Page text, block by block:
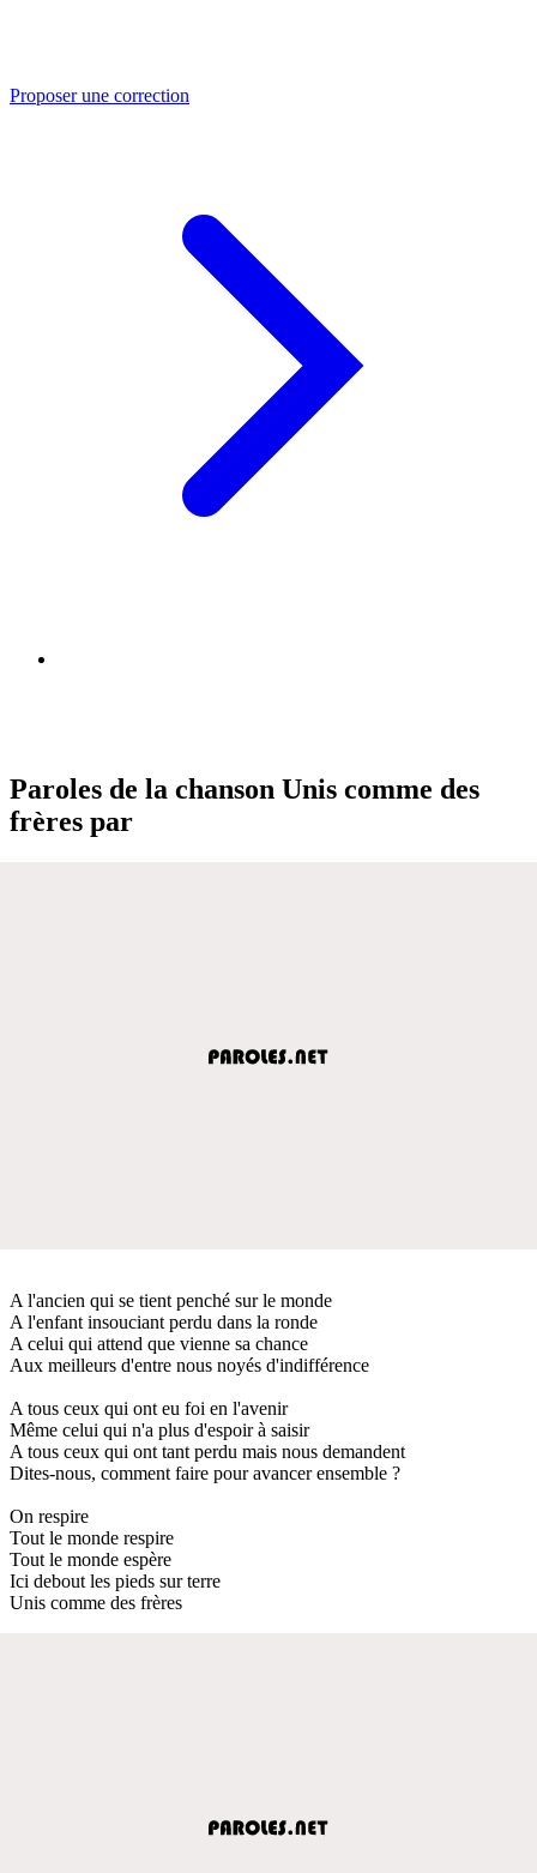
Proposer une correction
Paroles de la chanson Unis comme des
frères par
A l'ancien qui se tient penché sur le monde
A l'enfant insouciant perdu dans la ronde
A celui qui attend que vienne sa chance
Aux meilleurs d'entre nous noyés d'indifférence
A tous ceux qui ont eu foi en l'avenir
Même celui qui n'a plus d'espoir à saisir
A tous ceux qui ont tant perdu mais nous demandent
Dites-nous, comment faire pour avancer ensemble ?
On respire
Tout le monde respire
Tout le monde espère
Ici debout les pieds sur terre
Unis comme des frères